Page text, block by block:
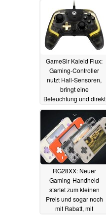
29.06.2024
GameSir Kaleid Flux:
Gaming-Controller
nutzt Hall-Sensoren,
bringt eine
Beleuchtung und direkt
wählbare Profile mit
02.06.2024
RG28XX: Neuer
Gaming-Handheld
startet zum kleinen
Preis und sogar noch
mit Rabatt, mit